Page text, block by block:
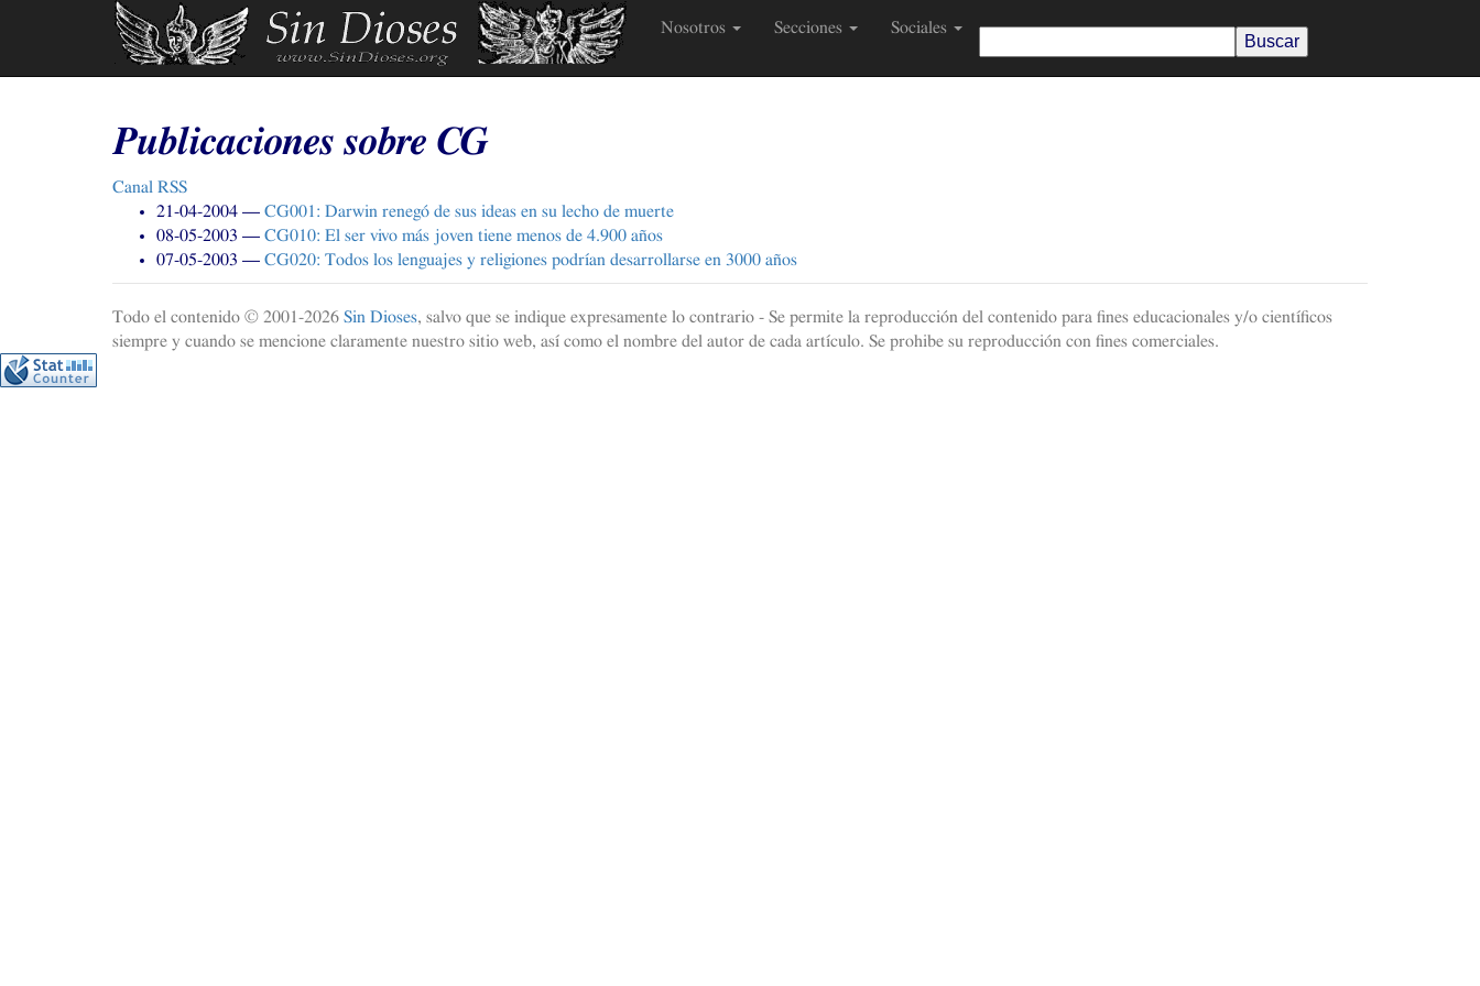
Nosotros Secciones Sociales
Publicaciones sobre CG
Canal RSS
21-04-2004
CG001 : Darwin renegó de sus ideas en su lecho de muerte
08-05-2003
CG010: El ser vivo más joven tiene menos de 4.900 años
07-05-2003
CG020: Todos los lenguajes y religiones podrían desarrollarse en 3000 años
Todo el contenido © 2001-2026 Sin Dioses, salvo que se indique expresamente lo contrario - Se permite la reproducción del contenido para fines educacionales y/o científicos
siempre y cuando se mencione claramente nuestro sitio web, así como el nombre del autor de cada artículo. Se prohibe su reproducción con fines comerciales.